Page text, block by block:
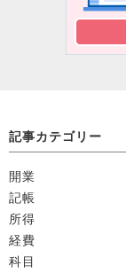
記事カテゴリー
開業
記帳
所得
経費
科目